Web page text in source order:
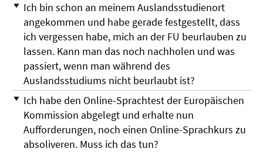
Ich bin schon an meinem Auslandsstudienort
angekommen und habe gerade festgestellt, dass
ich vergessen habe, mich an der FU beurlauben zu
lassen. Kann man das noch nachholen und was
passiert, wenn man während des
Auslandsstudiums nicht beurlaubt ist?
Ich habe den Online-Sprachtest der Europäischen
Kommission abgelegt und erhalte nun
Aufforderungen, noch einen Online-Sprachkurs zu
absoliveren. Muss ich das tun?